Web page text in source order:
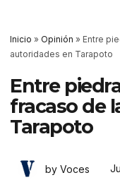
Inicio » Opinión » Entre
autoridades en Tarapoto
Entre
fracaso de
Tarapoto
by Voces